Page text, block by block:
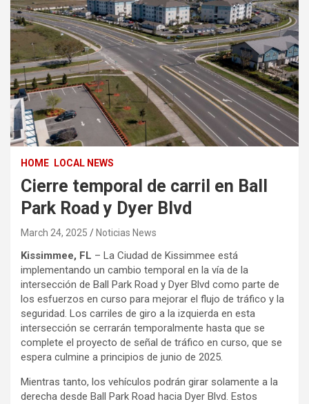
HOME LOCAL NEWS
Cierre temporal de carril en Ball
Park Road y Dyer Blvd
March 24, 2025 Noticias News
Kissimmee, FL – La Ciudad de Kissimmee está
implementando un cambio temporal en la vía de la
intersección de Ball Park Road y Dyer Blvd como parte de
los esfuerzos en curso para mejorar el flujo de tráfico y la
seguridad. Los carriles de giro a la izquierda en esta
intersección se cerrarán temporalmente hasta que se
complete el proyecto de señal de tráfico en curso, que se
espera culmine a principios de junio de 2025.
Mientras tanto, los vehículos podrán girar solamente a la
derecha desde Ball Park Road hacia Dyer Blvd. Estos